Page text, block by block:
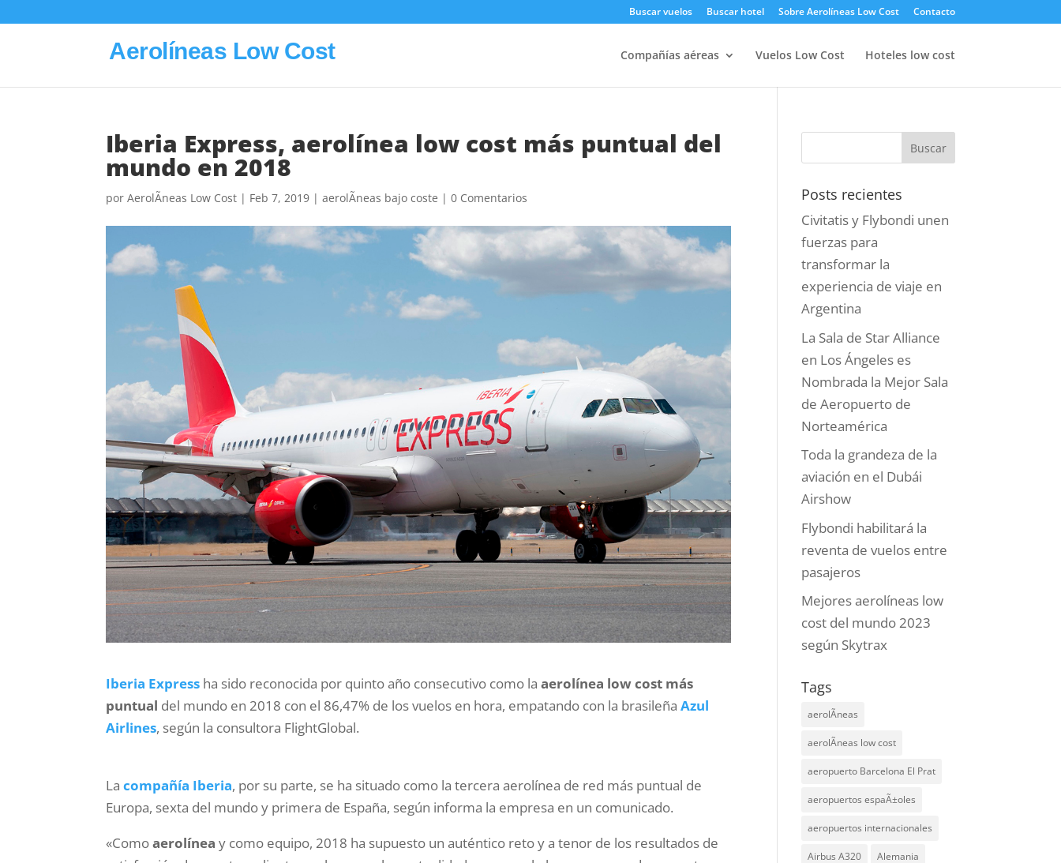
Buscar vuelos Buscar hotel Sobre Aerolíneas Low Cost Contacto
Aerolíneas Low Cost Compañías aéreas Vuelos Low Cost Hoteles low cost
Iberia Express, aerolínea low cost más puntual del
mundo en 2018
porAerolÃ­neas Low Cost | Feb 7, 2019 |aerolÃ­neas bajo coste |0 Comentarios
Iberia Express ha sido reconocida por quinto año consecutivo como laaerolínea low cost más
puntual del mundo en 2018 con el 86,47% de los vuelos en hora, empatando con la brasileñaAzul
Airlines, según la consultora FlightGlobal.
La compañía Iberia, por su parte, se ha situado como la tercera aerolínea de red más puntual de
Europa, sexta del mundo y primera de España, según informa la empresa en un comunicado.
«Comoaerolíneay como equipo, 2018 ha supuesto un auténtico reto y a tenor de los resultados de
Posts recientes
Civitatis y Flybondi unen
fuerzas para
transformar la
experiencia de viaje en
Argentina
La Sala de Star Alliance
en Los Ángeles es
Nombrada la Mejor Sala
de Aeropuerto de
Norteamérica
Toda la grandeza de la
aviación en el Dubái
Airshow
Flybondi habilitará la
reventa de vuelos entre
pasajeros
Mejores aerolíneas low
cost del mundo 2023
según Skytrax
Tags
aerolÃ­neas
aerolÃ­neas low cost
aeropuerto Barcelona El Prat
aeropuertos espaÃ±oles
aeropuertos internacionales
Airbus A320 Alemania